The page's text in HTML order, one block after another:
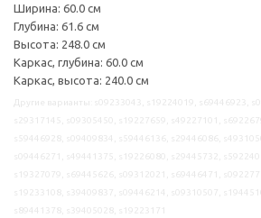
Ширина: 60.0 см
Глубина: 61.6 см
Высота: 248.0 см
Каркас, глубина: 60.0 см
Каркас, высота: 240.0 см